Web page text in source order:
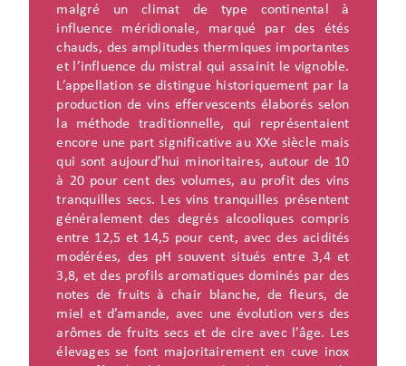
malgré un climat de type continental à
influence méridionale, marqué par des étés
chauds, des amplitudes thermiques importantes
et l’influence du mistral qui assainit le vignoble.
L’appellation se distingue historiquement par la
production de vins effervescents élaborés selon
la méthode traditionnelle, qui représentaient
encore une part significative au XXe siècle mais
qui sont aujourd’hui minoritaires, autour de 10
à 20 pour cent des volumes, au profit des vins
tranquilles secs. Les vins tranquilles présentent
généralement des degrés alcooliques compris
entre 12,5 et 14,5 pour cent, avec des acidités
modérées, des pH souvent situés entre 3,4 et
3,8, et des profils aromatiques dominés par des
notes de fruits à chair blanche, de fleurs, de
miel et d’amande, avec une évolution vers des
arômes de fruits secs et de cire avec l’âge. Les
élevages se font majoritairement en cuve inox